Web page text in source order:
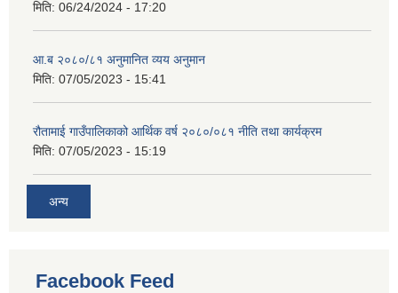
मिति: 06/24/2024 - 17:20
आ.ब २०८०/८१ अनुमानित व्यय अनुमान
मिति: 07/05/2023 - 15:41
रौतामाई गाउँपालिकाको आर्थिक वर्ष २०८०/०८१ नीति तथा कार्यक्रम
मिति: 07/05/2023 - 15:19
अन्य
Facebook Feed